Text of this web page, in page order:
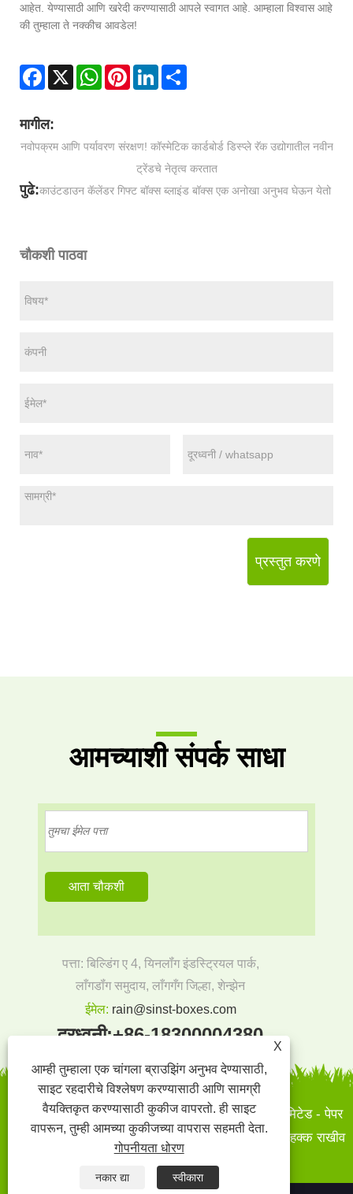
आहेत. येण्यासाठी आणि खरेदी करण्यासाठी आपले स्वागत आहे. आम्हाला विश्वास आहे
की तुम्हाला ते नक्कीच आवडेल!
Facebook
X WhatsAppPinterestLinkedIn
मागील:
नवोपक्रम आणि पर्यावरण संरक्षण! कॉस्मेटिक कार्डबोर्ड डिस्प्ले रॅक उद्योगातील नवीन
ट्रेंडचे नेतृत्व करतात
पुढे:काउंटडाउन कॅलेंडर गिफ्ट बॉक्स ब्लाइंड बॉक्स एक अनोखा अनुभव घेऊन येतो
चौकशी पाठवा
प्रस्तुत करणे
आमच्याशी संपर्क साधा
पत्ता: बिल्डिंग ए 4, यिनलॉंग इंडस्ट्रियल पार्क,
लाँगडॉंग समुदाय, लाँगगँग जिल्हा, शेन्झेन
ईमेल: rain@sinst-boxes.com
दूरध्वनी:+86-18300004380
कॉपीराइट © 2022 सिनस्ट प्रिंटिंग आणि पॅकेजिंग को., लिमिटेड - पेपर
बॉक्स, गिफ्ट बॉक्स - पेपर बॉक्स, कार्डबोर्ड डिस्प्ले स्टँड - सर्व हक्क राखीव
X
आम्ही तुम्हाला एक चांगला ब्राउझिंग अनुभव देण्यासाठी,
साइट रहदारीचे विश्लेषण करण्यासाठी आणि सामग्री
वैयक्तिकृत करण्यासाठी कुकीज वापरतो. ही साइट
वापरून, तुम्ही आमच्या कुकीजच्या वापरास सहमती देता.
गोपनीयता धोरण
नकार द्या
स्वीकारा